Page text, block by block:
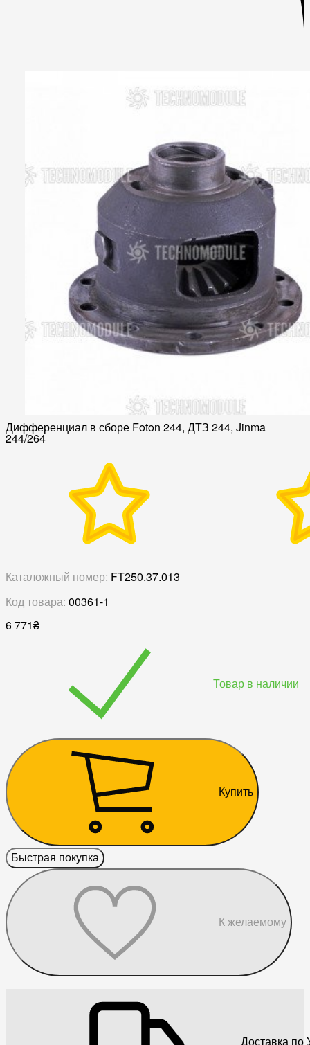
Дифференциал в сборе Foton 244, ДТЗ 244, Jinma
244/264
Каталожный номер: FT250.37.013
Код товара: 00361-1
6 771₴
Товар в наличии
Купить
Быстрая покупка
К желаемому
Доставка по